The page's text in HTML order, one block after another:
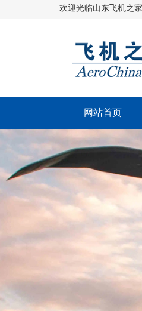
欢迎光临山东飞机之
网站首页